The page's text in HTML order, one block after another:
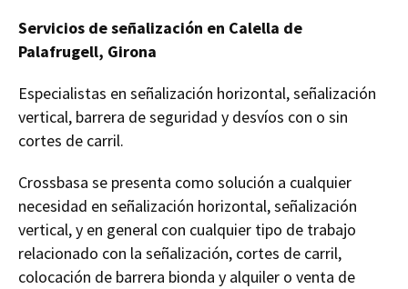
Servicios de señalización en Calella de
Palafrugell, Girona
Especialistas en señalización horizontal, señalización
vertical, barrera de seguridad y desvíos con o sin
cortes de carril.
Crossbasa se presenta como solución a cualquier
necesidad en señalización horizontal, señalización
vertical, y en general con cualquier tipo de trabajo
relacionado con la señalización, cortes de carril,
colocación de barrera bionda y alquiler o venta de